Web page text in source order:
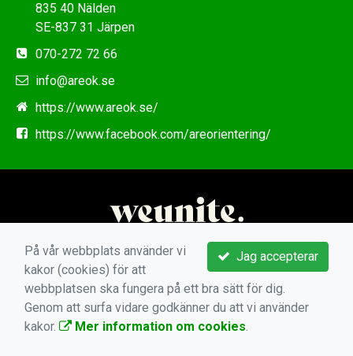
835 40 Nälden
SE-837 31 Järpen
070-272 72 66
info@areok.se
https://www.areok.se/
https://www.facebook.com/areorientering/
Jag accepterar
På vår webbplats använder vi
kakor (cookies) för att
webbplatsen ska fungera på ett bra sätt för dig.
Genom att surfa vidare godkänner du att vi använder
kakor.
Mer information om cookies.